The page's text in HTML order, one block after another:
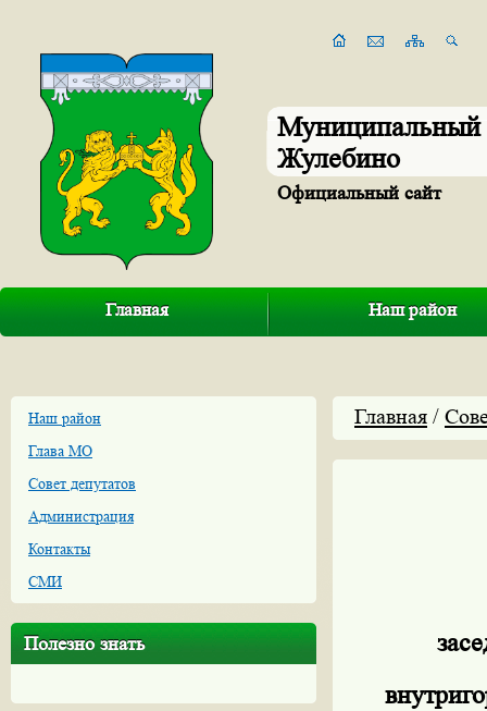
Муниципальный
Жулебино
Официальный сайт
Главная Наш район
Наш район
Глава МО
Совет депутатов
Администрация
Контакты
СМИ
Полезно знать
Главная /